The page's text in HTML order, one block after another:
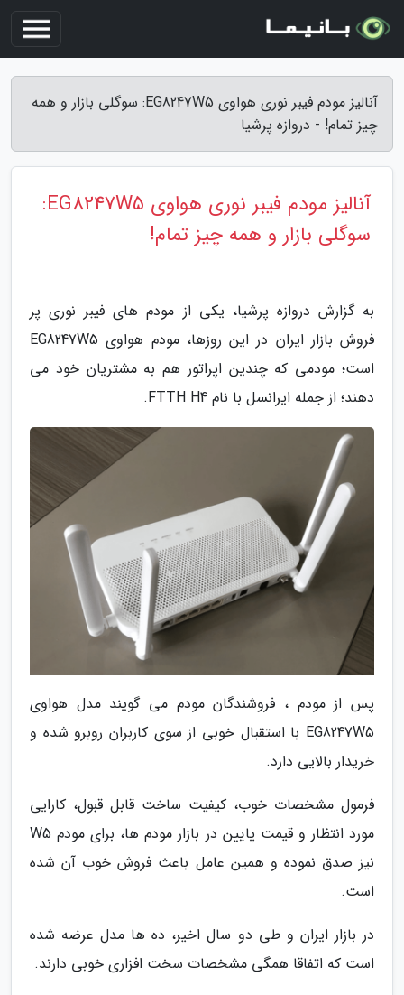
آنالیز مودم فیبر نوری هواوی EG8247W5: سوگلی بازار و همه
چیز تمام! - دروازه پرشیا
آنالیز مودم فیبر نوری هواوی EG8247W5:
سوگلی بازار و همه چیز تمام!
به گزارش دروازه پرشیا، یکی از مودم های فیبر نوری پر
فروش بازار ایران در این روزها، مودم هواوی EG8247W5
است؛ مودمی که چندین اپراتور هم به مشتریان خود می
دهند؛ از جمله ایرانسل با نام FTTH H4.
پس از مودم ، فروشندگان مودم می گویند مدل هواوی
EG8247W5 با استقبال خوبی از سوی کاربران روبرو شده و
خریدار بالایی دارد.
فرمول مشخصات خوب، کیفیت ساخت قابل قبول، کارایی
مورد انتظار و قیمت پایین در بازار مودم ها، برای مودم W5
نیز صدق نموده و همین عامل باعث فروش خوب آن شده
است.
در بازار ایران و طی دو سال اخیر، ده ها مدل عرضه شده
است که اتفاقا همگی مشخصات سخت افزاری خوبی دارند.